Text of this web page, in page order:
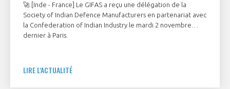
🚀 [Inde - France] Le GIFAS a reçu une délégation de la
Society of Indian Defence Manufacturers en partenariat avec
la Confederation of Indian Industry le mardi 2 novembre
dernier à Paris.
LIRE L'ACTUALITÉ